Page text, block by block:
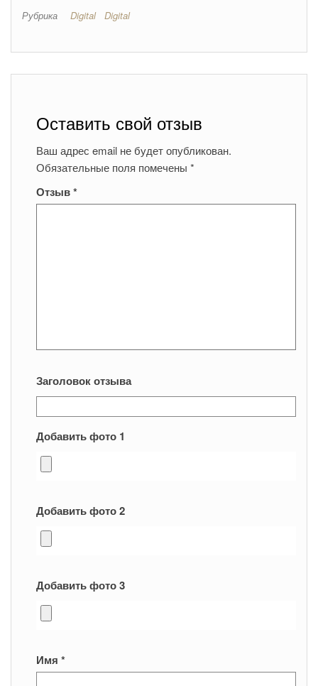
Рубрика Digital Digital
Оставить свой отзыв
Ваш адрес email не будет опубликован.
Обязательные поля помечены *
Отзыв*
Заголовок отзыва
Добавить фото 1
Добавить фото 2
Добавить фото 3
Имя *